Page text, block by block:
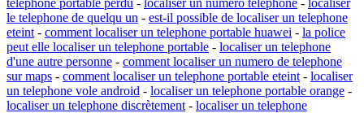
le telephone de quelqu un - est-il possible de localiser un telephone
eteint - comment localiser un telephone portable huawei - la police
peut elle localiser un telephone portable - localiser un telephone
d'une autre personne - comment localiser un numero de telephone
sur maps - comment localiser un telephone portable eteint - localiser
un telephone vole android - localiser un telephone portable orange -
localiser un telephone discrètement - localiser un telephone